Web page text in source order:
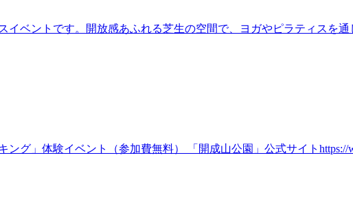
ベントです。開放感あふれる芝生の空間で、ヨガやピラティスを
グ」体験イベント（参加費無料） 「開成山公園」公式サイトhttps://